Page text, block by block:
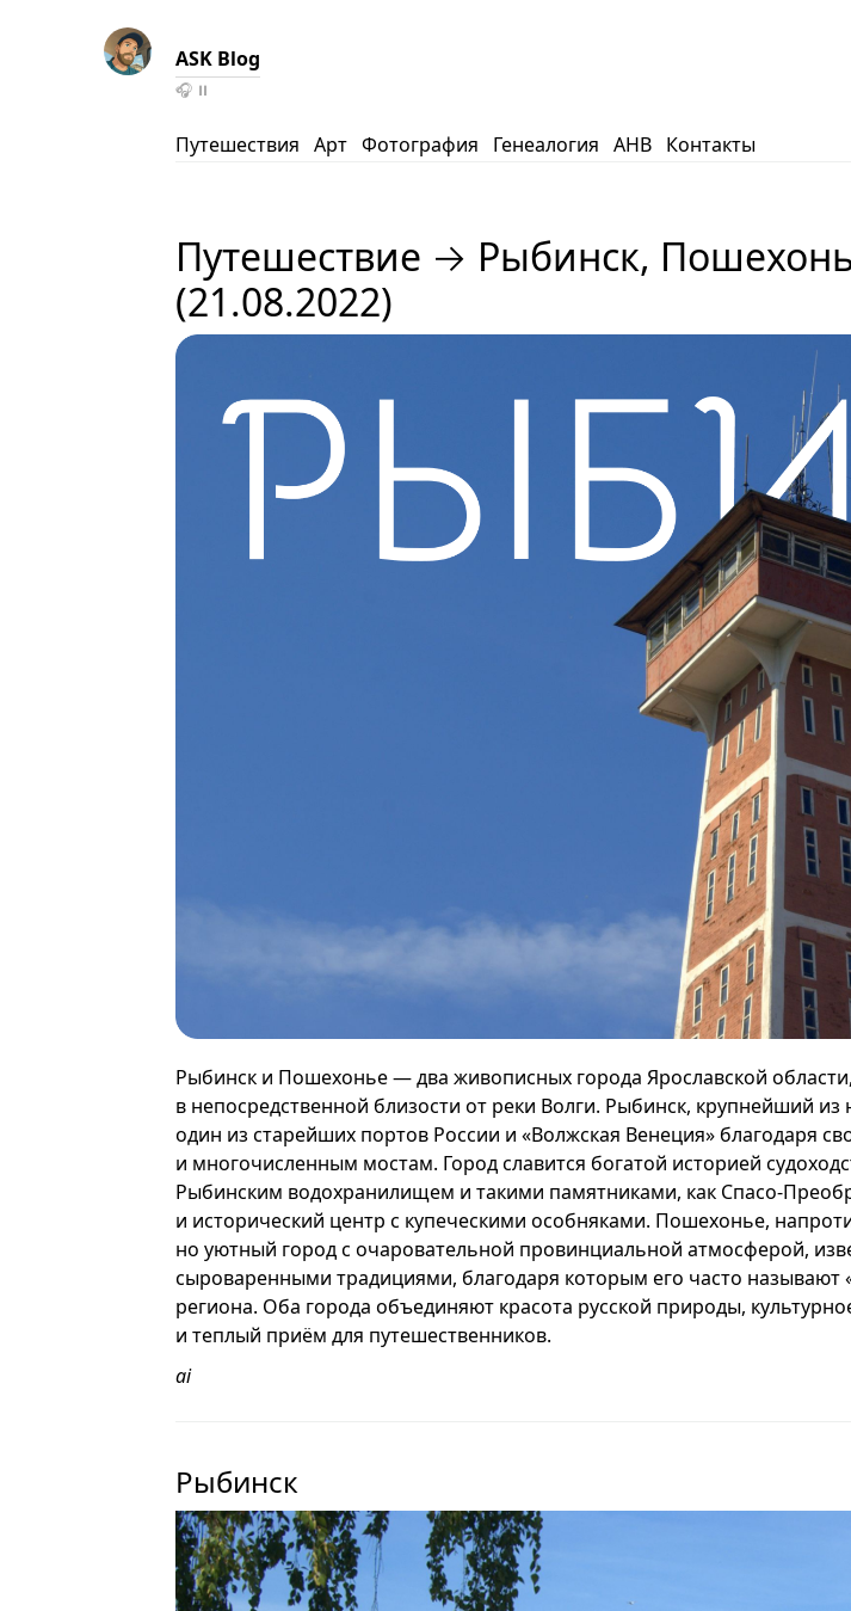
ASK Blog
🎧 ⏸️
Путешествия Арт Фотография Генеалогия АНВ Контакты
Путешествие → Рыбинск,
(21.08.2022)
Рыбинск и Пошехонье — два живописных города Ярославской
в непосредственной близости от реки Волги. Рыбинск, крупнейший из
один из старейших портов России и «Волжская Венеция» благодаря
и многочисленным мостам. Город славится богатой историей
Рыбинским водохранилищем и такими памятниками, как Спасо-
и исторический центр с купеческими особняками. Пошехонье,
но уютный город с очаровательной провинциальной атмосферой,
сыроваренными традициями, благодаря которым его часто называют
региона. Оба города объединяют красота русской природы,
и теплый приём для путешественников.
ai
Рыбинск